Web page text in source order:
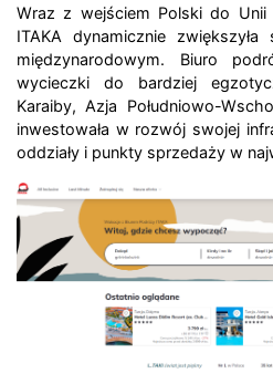
Wraz z wejściem Polski do
ITAKA dynamicznie
międzynarodowym. Biuro
wycieczki do bardziej
Karaiby, Azja Południowo-
inwestowała w rozwój swojej
oddziały i punkty sprzedaży w